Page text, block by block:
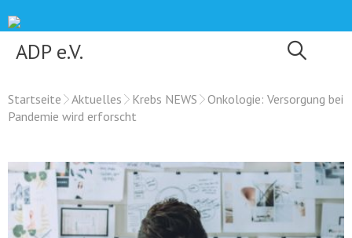
to
content
ADP e.V.
Startseite Aktuelles Krebs NEWS
Onkologie: Versorgung bei
Pandemie wird erforscht